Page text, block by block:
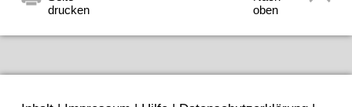
drucken
oben